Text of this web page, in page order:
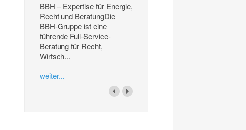
BBH – Expertise für Energie,
Recht und BeratungDie
BBH-Gruppe ist eine
führende Full-Service-
Beratung für Recht,
Wirtsch...
weiter...